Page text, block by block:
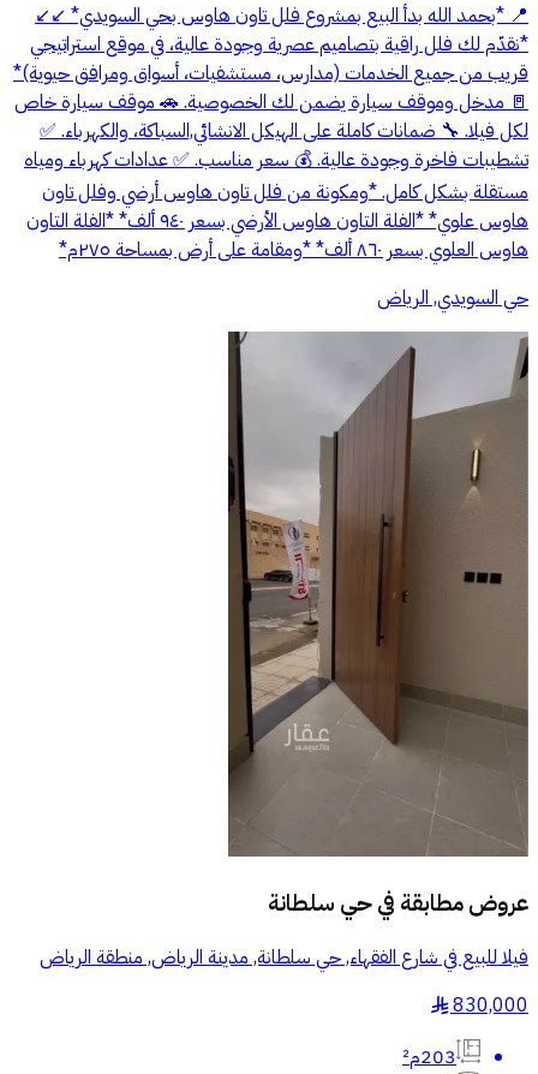
📍 *بحمد الله بدأ البيع بمشروع فلل تاون هاوس بحي السويدي* ↙️↙️
*نقدّم لك فلل راقية بتصاميم عصرية وجودة عالية، في موقع استراتيجي
قريب من جميع الخدمات (مدارس، مستشفيات، أسواق ومرافق حيوية)*
🚪 مدخل وموقف سيارة يضمن لك الخصوصية. 🚗 موقف سيارة خاص
لكل فيلا. 🔧 ضمانات كاملة على الهيكل الانشائي,السباكة، والكهرباء. ✅
تشطيبات فاخرة وجودة عالية. 💰 سعر مناسب. ✅ عدادات كهرباء ومياه
مستقلة بشكل كامل. *ومكونة من فلل تاون هاوس أرضي وفلل تاون
هاوس علوي* *الفلة التاون هاوس الأرضي بسعر ٩٤٠ ألف* *الفلة التاون
هاوس العلوي بسعر ٨٦٠ ألف* *ومقامة على أرض بمساحة ٢٧٥م*
حي السويدي, الرياض
عروض مطابقة فيحي سلطانة
فيلا للبيع في شارع الفقهاء, حي سلطانة, مدينة الرياض, منطقة الرياض
830,000
§
203م²